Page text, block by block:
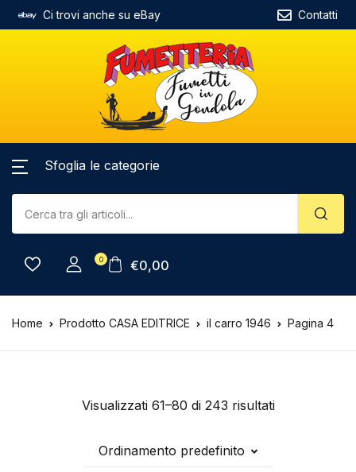
Ci trovi anche su eBay Contatti
Sfoglia le categorie
0 €0,00
Home Prodotto CASA EDITRICE il carro 1946 Pagina 4
Visualizzati 61–80 di 243 risultati
Ordinamento predefinito